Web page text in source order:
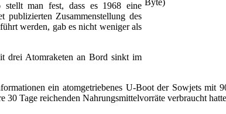
man fest, dass es 1968 eine
Zusammenstellung des
werden, gab es nicht weniger als
drei Atomraketen an Bord sinkt im
ein atomgetriebenes U-Boot der Sowjets mit
30 Tage reichenden Nahrungsmittelvorräte verbraucht